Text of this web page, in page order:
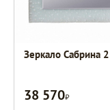
Зеркало Сабрина 2
38 570Р